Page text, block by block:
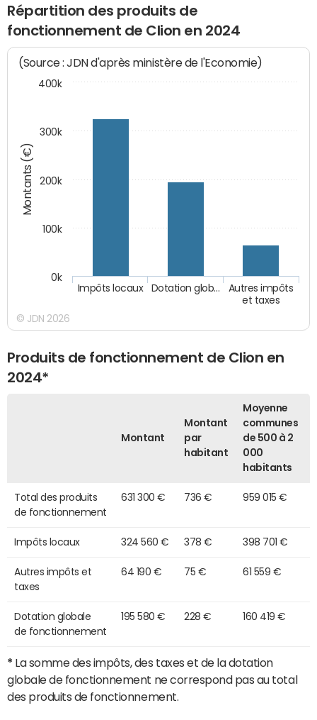
Répartition des produits de
fonctionnement de Clion en 2024
Montants (€)
(Source : JDN d'après ministère de l'Economie)
Autres impôts
et taxes
Dotation glob…
Impôts locaux
0k
100k
200k
300k
400k
© JDN 2026
Produits de fonctionnement de Clion en
2024*
Montant
Montant
par
habitant
Moyenne
communes
de 500 à 2
000
habitants
Total des produits
de fonctionnement
631 300 € 736 € 959 015 €
Impôts locaux 324 560 € 378 € 398 701 €
Autres impôts et
taxes
64 190 € 75 € 61 559 €
Dotation globale
de fonctionnement
195 580 € 228 € 160 419 €
* La somme des impôts, des taxes et de la dotation
globale de fonctionnement ne correspond pas au total
des produits de fonctionnement.